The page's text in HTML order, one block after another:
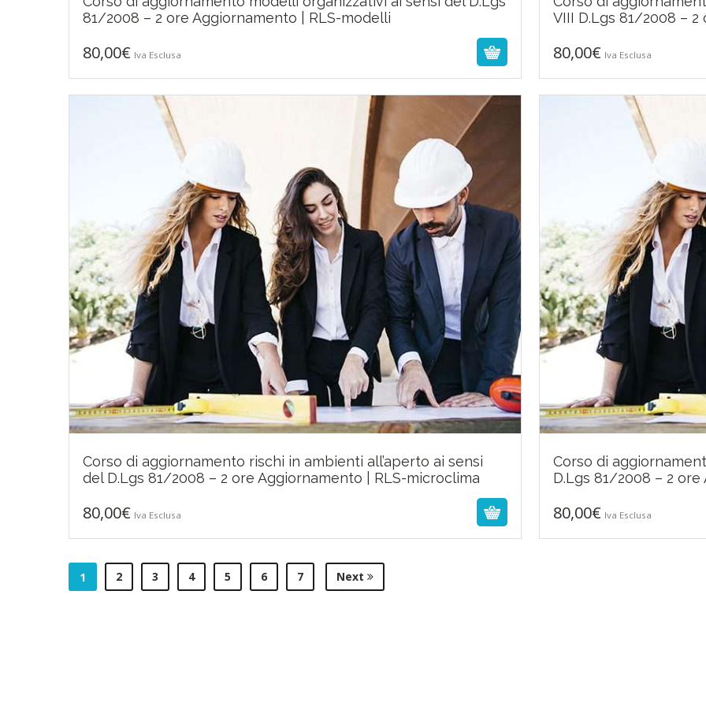
81/2008 – 2 ore Aggiornamento | RLS-modelli
80,00€ Iva Esclusa
80,00€
VIII D.Lgs 81/2008 –
80,00€ Iva Esclusa
Corso di aggiornamento rischi in ambienti all’aperto ai sensi
del D.Lgs 81/2008 – 2 ore Aggiornamento | RLS-microclima
80,00€ Iva Esclusa
80,00€
Corso di
D.Lgs 81/2008 – 2
80,00€ Iva Esclusa
1 2 3 4 5 6 7 Next